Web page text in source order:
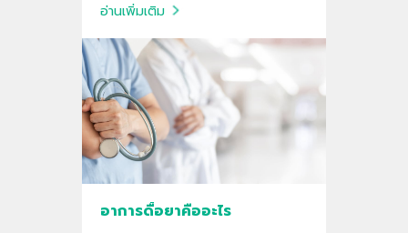
อ่านเพิ่มเติม
อาการดื้อยาคืออะไร